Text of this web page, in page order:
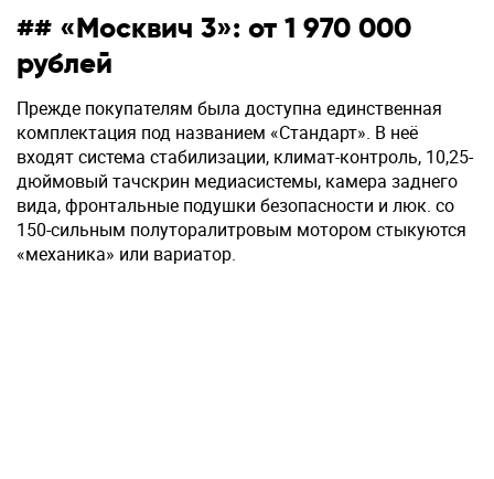
## «Москвич 3»: от 1 970 000
рублей
Прежде покупателям была доступна единственная
комплектация под названием «Стандарт». В неё
входят система стабилизации, климат-контроль, 10,25-
дюймовый тачскрин медиасистемы, камера заднего
вида, фронтальные подушки безопасности и люк. со
150-сильным полуторалитровым мотором стыкуются
«механика» или вариатор.